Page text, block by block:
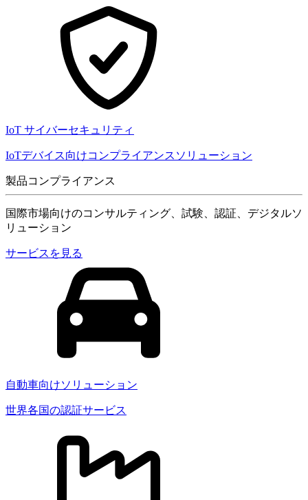
IoT サイバーセキュリティ
IoTデバイス向けコンプライアンスソリューション
製品コンプライアンス
国際市場向けのコンサルティング、試験、認証、デジタルソ
リューション
サービスを見る
自動車向けソリューション
世界各国の認証サービス